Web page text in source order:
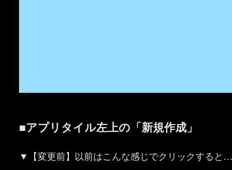
■アプリタイル左上の「新規作成」
▼【変更前】以前はこんな感じでクリックすると…